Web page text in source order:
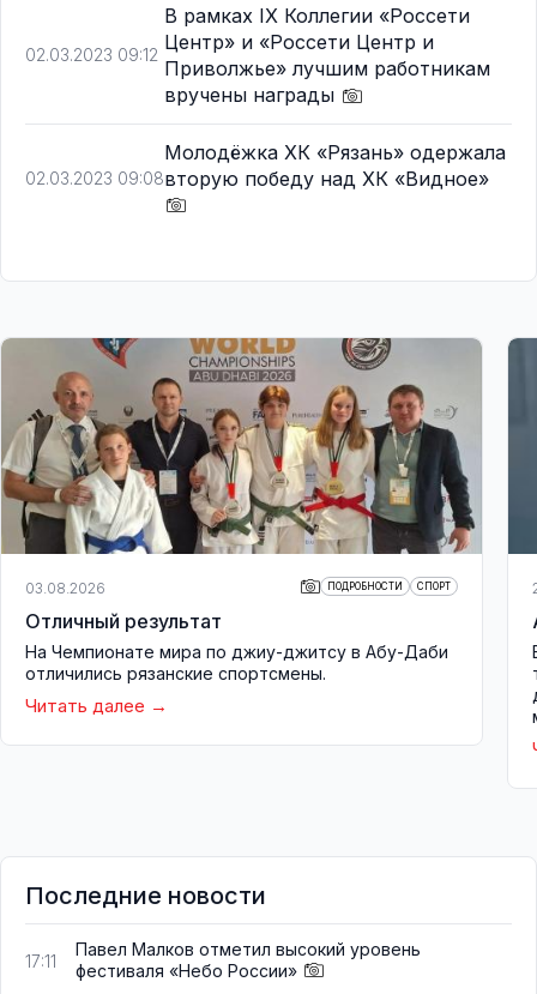
02.03.2023 09:12
В рамках IX Коллегии «Россети
Центр» и «Россети Центр и
Приволжье» лучшим работникам
вручены награды
02.03.2023 09:08
Молодёжка ХК «Рязань» одержала
вторую победу над ХК «Видное»
03.08.2026 ПОДРОБНОСТИ СПОРТ
Отличный результат
На Чемпионате мира по джиу-джитсу в Абу-Даби
отличились рязанские спортсмены.
Читать далее
Последние новости
17:11
Павел Малков отметил высокий уровень
фестиваля «Небо России»